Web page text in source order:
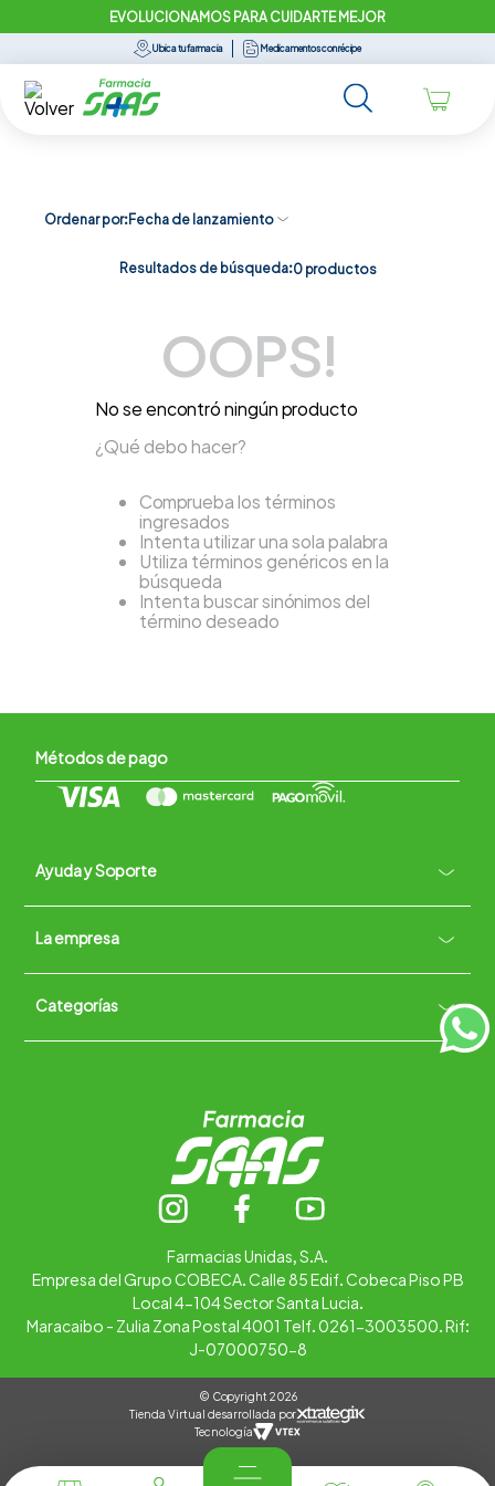
EVOLUCIONAMOS PARA CUIDARTE MEJOR
Ubica tu farmacia Medicamentos con récipe
Ordenar por Fecha de lanzamiento
Resultados de búsqueda:0 productos
OOPS!
No se encontró ningún producto
¿Qué debo hacer?
Comprueba los términos
ingresados
Intenta utilizar una sola palabra
Utiliza términos genéricos en la
búsqueda
Intenta buscar sinónimos del
término deseado
Métodos de pago
Ayuda y Soporte +
Contacto vía WhatsApp
Términos y condiciones
La empresa +
Quiénes somos
Trabaja con nosotros
Categorías +
Farmacias Unidas, S.A.
Empresa del Grupo COBECA. Calle 85 Edif. Cobeca Piso PB
Local 4-104 Sector Santa Lucia.
Maracaibo - Zulia Zona Postal 4001 Telf. 0261-3003500. Rif:
J-07000750-8
© Copyright 2026
Tienda Virtual desarrollada por
Tecnología